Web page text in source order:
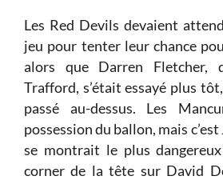
Les Red Devils devaient
jeu pour tenter leur chance
alors que Darren Fletcher,
Trafford, s’était essayé plus
passé au-dessus. Les
possession du ballon, mais
se montrait le plus
corner de la tête sur David